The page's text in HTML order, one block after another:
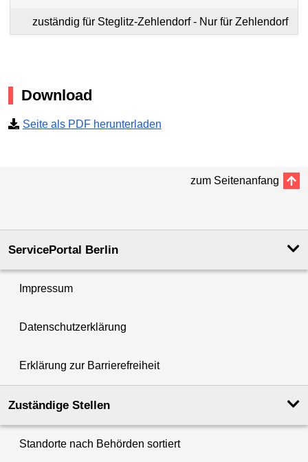
zuständig für Steglitz-Zehlendorf - Nur für Zehlendorf
Download
Seite als PDF herunterladen
zum Seitenanfang
ServicePortal Berlin
Impressum
Datenschutzerklärung
Erklärung zur Barrierefreiheit
Zuständige Stellen
Standorte nach Behörden sortiert